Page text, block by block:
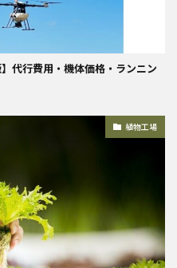
代行費用・機体価格・ランニン
植物工場